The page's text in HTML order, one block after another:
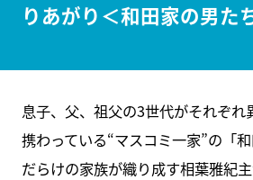
りあがり＜和田家の男た
息子、父、祖父の3世代がそれぞれ
携わっている“マスコミ一家”の「
だらけの家族が織り成す相葉雅紀